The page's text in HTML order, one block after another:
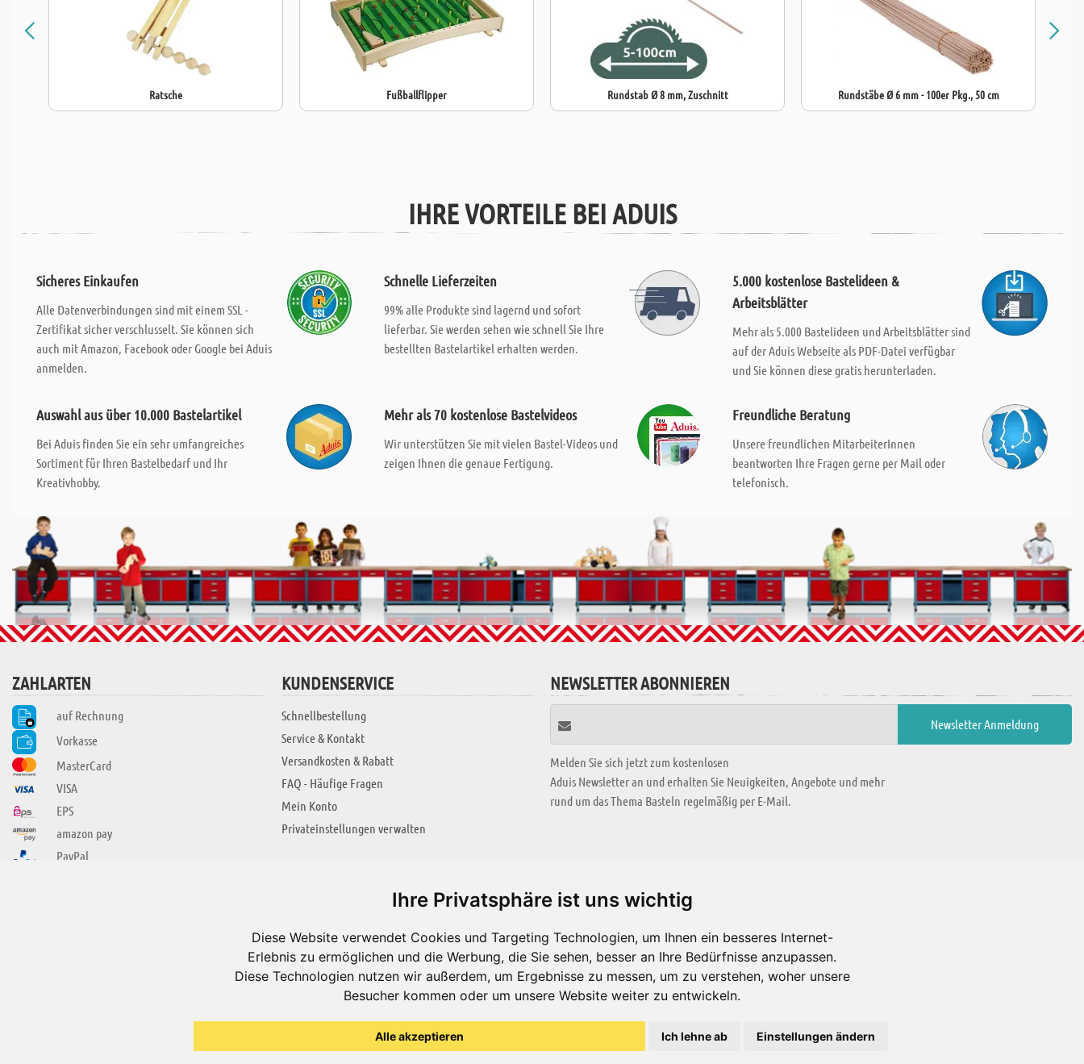
Ihre Privatsphäre ist uns wichtig
Diese Website verwendet Cookies und Targeting Technologien, um Ihnen ein besseres Internet-
Erlebnis zu ermöglichen und die Werbung, die Sie sehen, besser an Ihre Bedürfnisse anzupassen.
Diese Technologien nutzen wir außerdem, um Ergebnisse zu messen, um zu verstehen, woher unsere
Besucher kommen oder um unsere Website weiter zu entwickeln.
Alle akzeptieren Ich lehne ab Einstellungen ändern
Ratsche Fußballflipper Rundstab Ø 8 mm, Zuschnitt Rundstäbe Ø 6 mm - 100er Pkg., 50 cm
IHRE VORTEILE BEI ADUIS
Sicheres Einkaufen
Alle Datenverbindungen sind mit einem SSL -
Zertifikat sicher verschlusselt. Sie können sich
auch mit Amazon, Facebook oder Google bei Aduis
anmelden.
Schnelle Lieferzeiten
99% alle Produkte sind lagernd und sofort
lieferbar. Sie werden sehen wie schnell Sie Ihre
bestellten Bastelartikel erhalten werden.
5.000 kostenlose Bastelideen &
Arbeitsblätter
Mehr als 5.000 Bastelideen und Arbeitsblätter sind
auf der Aduis Webseite als PDF-Datei verfügbar
und Sie können diese gratis herunterladen.
Auswahl aus über 10.000 Bastelartikel
Bei Aduis finden Sie ein sehr umfangreiches
Sortiment für Ihren Bastelbedarf und Ihr
Kreativhobby.
Mehr als 70 kostenlose Bastelvideos
Wir unterstützen Sie mit vielen Bastel-Videos und
zeigen Ihnen die genaue Fertigung.
Freundliche Beratung
Unsere freundlichen MitarbeiterInnen
beantworten Ihre Fragen gerne per Mail oder
telefonisch.
ZAHLARTEN
auf Rechnung
Vorkasse
MasterCard
VISA
EPS
amazon pay
PayPal
KUNDENSERVICE
Schnellbestellung
Service & Kontakt
Versandkosten & Rabatt
FAQ - Häufige Fragen
Mein Konto
Privateinstellungen verwalten
NEWSLETTER ABONNIEREN
Melden Sie sich jetzt zum kostenlosen
Aduis Newsletter an und erhalten Sie Neuigkeiten, Angebote und mehr
rund um das Thema Basteln regelmäßig per E-Mail.
Jobs
Impressum
Datenschutzerklärung
KREATIV ZONE
Alle Videos
Bastelideen
Arbeitsblätter
Es gibt uns auch in